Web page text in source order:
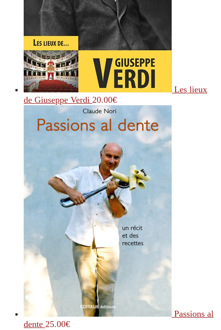
Les lieux
de Giuseppe Verdi 20.00€
Passions al
dente 25.00€